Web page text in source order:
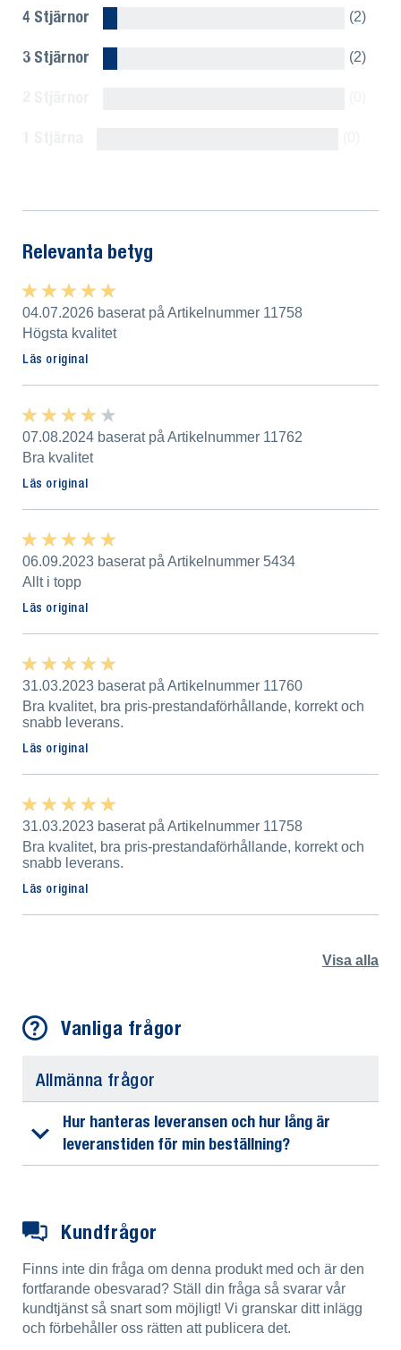
4 Stjärnor (2)
3 Stjärnor (2)
Relevanta betyg
★ ★ ★ ★ ★
★ ★ ★ ★ ★
04.07.2026 baserat på Artikelnummer 11758
Högsta kvalitet
Läs original
★ ★ ★ ★ ★
★ ★ ★ ★ ★
07.08.2024 baserat på Artikelnummer 11762
Bra kvalitet
Läs original
★ ★ ★ ★ ★
★ ★ ★ ★ ★
06.09.2023 baserat på Artikelnummer 5434
Allt i topp
Läs original
★ ★ ★ ★ ★
★ ★ ★ ★ ★
31.03.2023 baserat på Artikelnummer 11760
Bra kvalitet, bra pris-prestandaförhållande, korrekt och
snabb leverans.
Läs original
★ ★ ★ ★ ★
★ ★ ★ ★ ★
31.03.2023 baserat på Artikelnummer 11758
Bra kvalitet, bra pris-prestandaförhållande, korrekt och
snabb leverans.
Läs original
Visa alla
Vanliga frågor
Allmänna frågor
Hur hanteras leveransen och hur lång är
leveranstiden för min beställning?
Kundfrågor
Finns inte din fråga om denna produkt med och är den
fortfarande obesvarad? Ställ din fråga så svarar vår
kundtjänst så snart som möjligt! Vi granskar ditt inlägg
och förbehåller oss rätten att publicera det.